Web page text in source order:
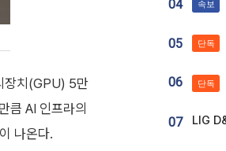
장치(GPU) 5만
큼 AI 인프라의
나온다.
04 속보
05 단독
06 단독
07